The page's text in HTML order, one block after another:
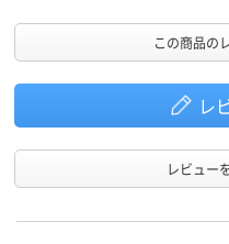
この商品の
レ
レビュー